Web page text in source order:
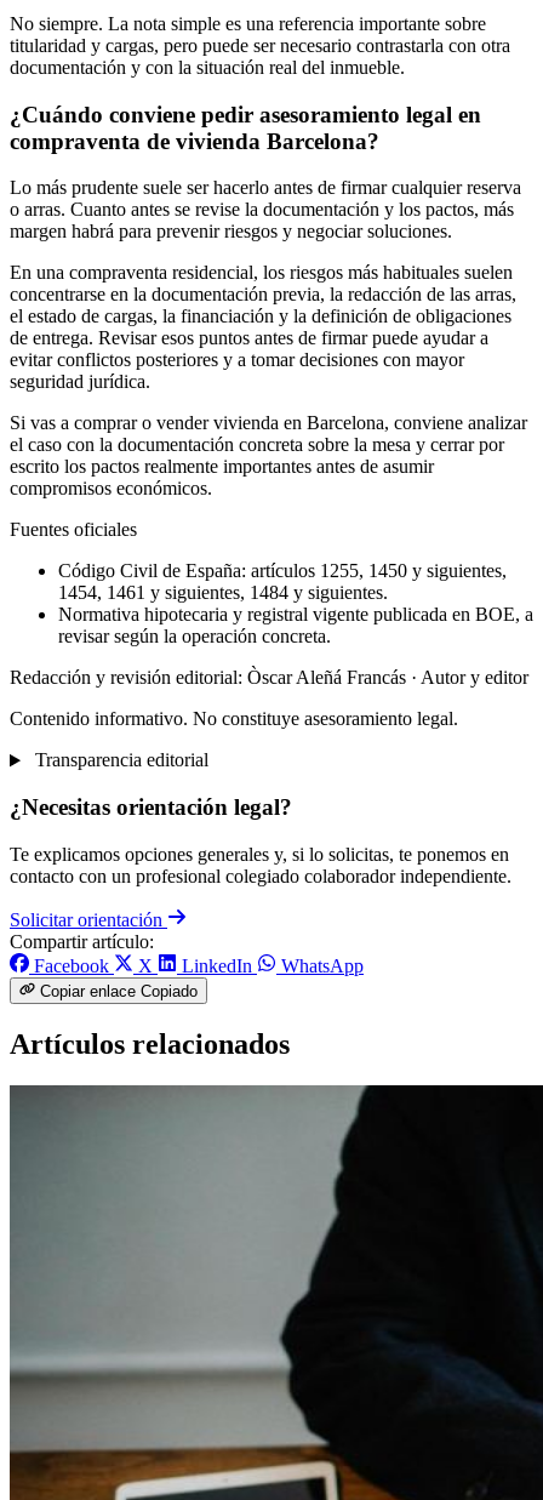
No siempre. La nota simple es una referencia importante sobre
titularidad y cargas, pero puede ser necesario contrastarla con otra
documentación y con la situación real del inmueble.
¿Cuándo conviene pedir asesoramiento legal en
compraventa de vivienda Barcelona?
Lo más prudente suele ser hacerlo antes de firmar cualquier reserva
o arras. Cuanto antes se revise la documentación y los pactos, más
margen habrá para prevenir riesgos y negociar soluciones.
En una compraventa residencial, los riesgos más habituales suelen
concentrarse en la documentación previa, la redacción de las arras,
el estado de cargas, la financiación y la definición de obligaciones
de entrega. Revisar esos puntos antes de firmar puede ayudar a
evitar conflictos posteriores y a tomar decisiones con mayor
seguridad jurídica.
Si vas a comprar o vender vivienda en Barcelona, conviene analizar
el caso con la documentación concreta sobre la mesa y cerrar por
escrito los pactos realmente importantes antes de asumir
compromisos económicos.
Fuentes oficiales
Código Civil de España: artículos 1255, 1450 y siguientes,
1454, 1461 y siguientes, 1484 y siguientes.
Normativa hipotecaria y registral vigente publicada en BOE, a
revisar según la operación concreta.
Redacción y revisión editorial: Òscar Aleñá Francás · Autor y editor
Contenido informativo. No constituye asesoramiento legal.
Transparencia editorial
¿Necesitas orientación legal?
Te explicamos opciones generales y, si lo solicitas, te ponemos en
contacto con un profesional colegiado colaborador independiente.
Solicitar orientación
Compartir artículo:
Facebook
X LinkedIn WhatsApp
Copiar enlace Copiado
Artículos relacionados